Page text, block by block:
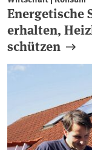
Energetische
erhalten,
schützen